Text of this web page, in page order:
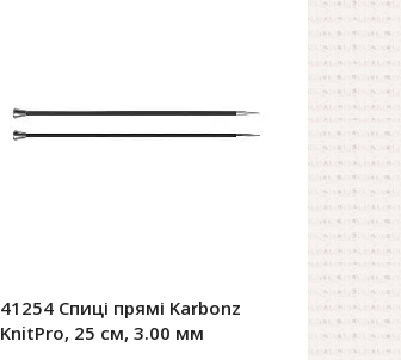
41254 Спиці прямі Karbonz
KnitPro, 25 см, 3.00 мм